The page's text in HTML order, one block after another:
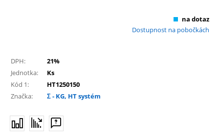
na dotaz
Dostupnost na pobočkách
DPH:
21%
Jednotka:
Ks
Kód 1:
HT1250150
Značka:
Σ - KG, HT systém